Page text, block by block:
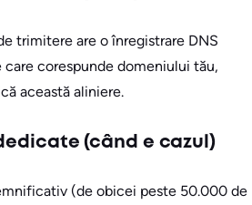
trimitere are o înregistrare DNS
care corespunde domeniului tău,
această aliniere.
(când e cazul)
(de obicei peste 50.000 de